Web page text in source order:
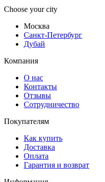
Choose your city
Москва
Санкт-Петербург
Дубай
Компания
О нас
Контакты
Отзывы
Сотрудничество
Покупателям
Как купить
Доставка
Оплата
Гарантия и возврат